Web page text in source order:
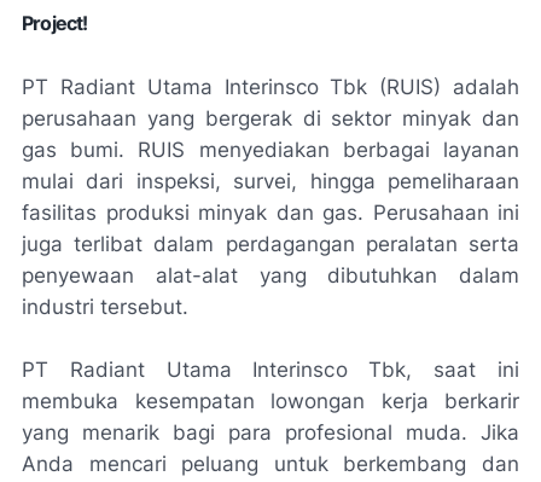
Project!
PT Radiant Utama Interinsco Tbk (RUIS) adalah
perusahaan yang bergerak di sektor minyak dan
gas bumi. RUIS menyediakan berbagai layanan
mulai dari inspeksi, survei, hingga pemeliharaan
fasilitas produksi minyak dan gas. Perusahaan ini
juga terlibat dalam perdagangan peralatan serta
penyewaan alat-alat yang dibutuhkan dalam
industri tersebut.
PT Radiant Utama Interinsco Tbk, saat ini
membuka kesempatan lowongan kerja berkarir
yang menarik bagi para profesional muda. Jika
Anda mencari peluang untuk berkembang dan